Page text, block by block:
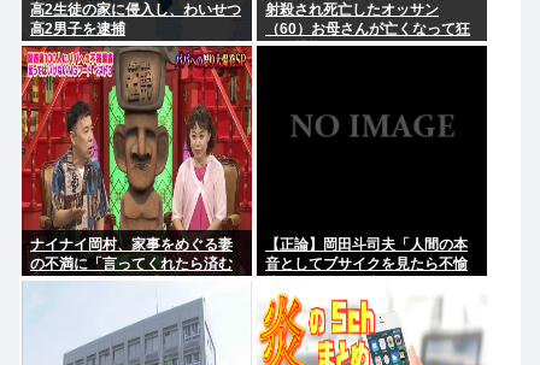
高2生徒の家に侵入し、わいせつ
高2男子を逮捕
射殺され死亡したオッサン
（60）お母さんが亡くなって狂
った模様
ナイナイ岡村、家事をめぐる妻
の不満に「言ってくれたら済む
話やん」になるみ「バイトやっ
たらクビやで」説教受け黙り込
【正論】岡田斗司夫「人間の本
音としてブサイクを見たら不愉
んだ」